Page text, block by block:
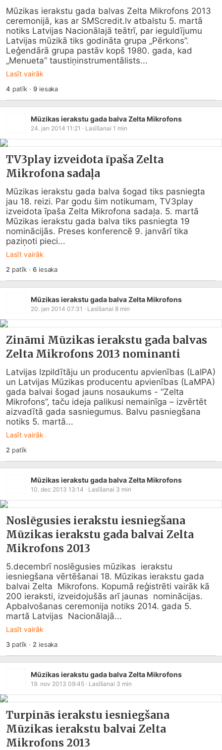
Mūzikas ierakstu gada balvas Zelta Mikrofons 2013
ceremonijā, kas ar SMScredit.lv atbalstu 5. martā
notiks Latvijas Nacionālajā teātrī, par ieguldījumu
Latvijas mūzikā tiks godināta grupa „Pērkons”.
Leģendārā grupa pastāv kopš 1980. gada, kad
„Menueta” taustiņinstrumentālists...
Lasīt vairāk
4 patīk ·9iesaka
Mūzikas ierakstu gada balva Zelta Mikrofons
24. jan 2014 11:21 · Lasīšanai 1 min
TV3play izveidota īpaša Zelta
Mikrofona sadaļa
Mūzikas ierakstu gada balva šogad tiks pasniegta
jau 18. reizi. Par godu šim notikumam, TV3play
izveidota īpaša Zelta Mikrofona sadaļa. 5. martā
Mūzikas ierakstu gada balva tiks pasniegta 19
nominācijās. Preses konferencē 9. janvārī tika
paziņoti pieci...
Lasīt vairāk
2 patīk ·6iesaka
Mūzikas ierakstu gada balva Zelta Mikrofons
20. jan 2014 07:31 · Lasīšanai 8 min
Zināmi Mūzikas ierakstu gada balvas
Zelta Mikrofons 2013 nominanti
Latvijas Izpildītāju un producentu apvienības (LaIPA)
un Latvijas Mūzikas producentu apvienības (LaMPA)
gada balvai šogad jauns nosaukums - “Zelta
Mikrofons”, taču ideja palikusi nemainīga – izvērtēt
aizvadītā gada sasniegumus. Balvu pasniegšana
notiks 5. martā...
Lasīt vairāk
2 patīk
Mūzikas ierakstu gada balva Zelta Mikrofons
10. dec 2013 13:14 · Lasīšanai 3 min
Noslēgusies ierakstu iesniegšana
Mūzikas ierakstu gada balvai Zelta
Mikrofons 2013
5.decembrī noslēgusies mūzikas  ierakstu
iesniegšana vērtēšanai 18. Mūzikas ierakstu gada
balvai Zelta  Mikrofons. Kopumā reģistrēti vairāk kā
200 ieraksti, izveidojušās arī jaunas  nominācijas.
Apbalvošanas ceremonija notiks 2014. gada 5.
martā Latvijas  Nacionālajā...
Lasīt vairāk
3patīk · 2 iesaka
Mūzikas ierakstu gada balva Zelta Mikrofons
19. nov 2013 09:45 · Lasīšanai 3 min
Turpinās ierakstu iesniegšana
Mūzikas ierakstu balvai Zelta
Mikrofons 2013